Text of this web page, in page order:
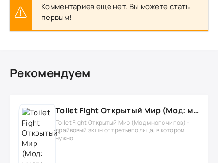
Комментариев еще нет. Вы можете стать
первым!
Рекомендуем
Toilet Fight Открытый Мир (Мод: много чипов, денег, все открыто, бессмертие, урон, 50+ читов)
Toilet Fight Открытый Мир (Мод много чипов) -
драйвовый экшн от третьего лица, в котором
нужно